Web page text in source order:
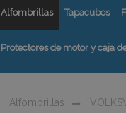
Alfombrillas Tapacubos
Protectores de motor y caja
Alfombrillas